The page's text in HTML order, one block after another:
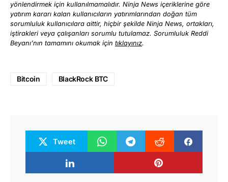
yönlendirmek için kullanılmamalıdır. Ninja News içeriklerine göre
yatırım kararı kalan kullanıcıların yatırımlarından doğan tüm
sorumluluk kullanıcılara aittir, hiçbir şekilde Ninja News, ortakları,
iştirakleri veya çalışanları sorumlu tutulamaz. Sorumluluk Reddi
Beyanı’nın tamamını okumak için tıklayınız.
Bitcoin BlackRock BTC
Tweet